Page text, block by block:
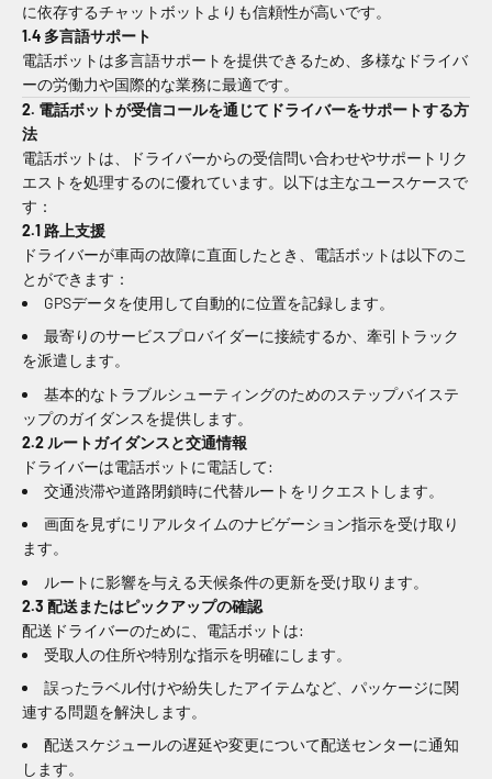
に依存するチャットボットよりも信頼性が高いです。
1.4 多言語サポート
電話ボットは多言語サポートを提供できるため、多様なドライバ
ーの労働力や国際的な業務に最適です。
2. 電話ボットが受信コールを通じてドライバーをサポートする方
法
電話ボットは、ドライバーからの受信問い合わせやサポートリク
エストを処理するのに優れています。以下は主なユースケースで
す：
2.1 路上支援
ドライバーが車両の故障に直面したとき、電話ボットは以下のこ
とができます：
GPSデータを使用して自動的に位置を記録します。
最寄りのサービスプロバイダーに接続するか、牽引トラック
を派遣します。
基本的なトラブルシューティングのためのステップバイステ
ップのガイダンスを提供します。
2.2 ルートガイダンスと交通情報
ドライバーは電話ボットに電話して:
交通渋滞や道路閉鎖時に代替ルートをリクエストします。
画面を見ずにリアルタイムのナビゲーション指示を受け取り
ます。
ルートに影響を与える天候条件の更新を受け取ります。
2.3 配送またはピックアップの確認
配送ドライバーのために、電話ボットは:
受取人の住所や特別な指示を明確にします。
誤ったラベル付けや紛失したアイテムなど、パッケージに関
連する問題を解決します。
配送スケジュールの遅延や変更について配送センターに通知
します。